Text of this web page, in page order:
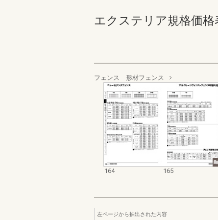
エクステリア規格価格
フェンス 形材フェンス
164 165
左ページから抽出された内容